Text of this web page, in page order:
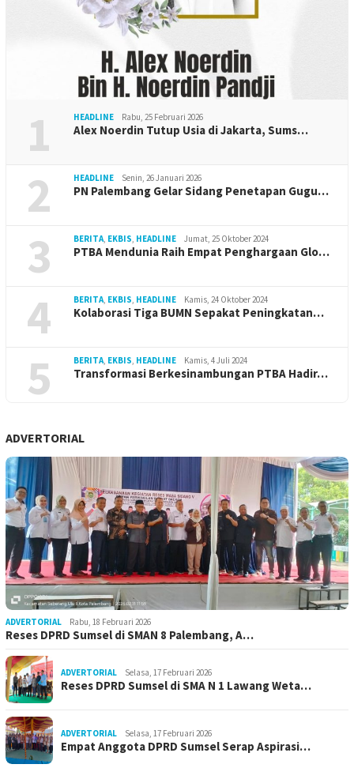
1 HEADLINE Rabu, 25 Februari 2026
Alex Noerdin Tutup Usia di Jakarta, Sums…
2 HEADLINE Senin, 26 Januari 2026
PN Palembang Gelar Sidang Penetapan Gugu…
3 BERITA, EKBIS, HEADLINE Jumat, 25 Oktober 2024
PTBA Mendunia Raih Empat Penghargaan Glo…
4 BERITA, EKBIS, HEADLINE Kamis, 24 Oktober 2024
Kolaborasi Tiga BUMN Sepakat Peningkatan…
5 BERITA, EKBIS, HEADLINE Kamis, 4 Juli 2024
Transformasi Berkesinambungan PTBA Hadir…
ADVERTORIAL
ADVERTORIAL Rabu, 18 Februari 2026
Reses DPRD Sumsel di SMAN 8 Palembang, A…
ADVERTORIAL Selasa, 17 Februari 2026
Reses DPRD Sumsel di SMA N 1 Lawang Weta…
ADVERTORIAL Selasa, 17 Februari 2026
Empat Anggota DPRD Sumsel Serap Aspirasi…